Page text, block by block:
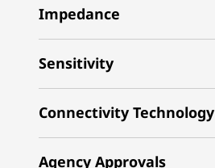
Impedance
Sensitivity
Connectivity Technology
Agency Approvals